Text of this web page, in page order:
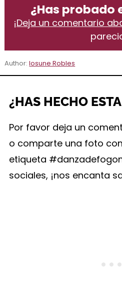
¿Has probado
¡Deja un comentario
Author:Iosune Robles
¿HAS HECHO
Por favor deja un
o comparte una foto
etiqueta
sociales, ¡nos encanta